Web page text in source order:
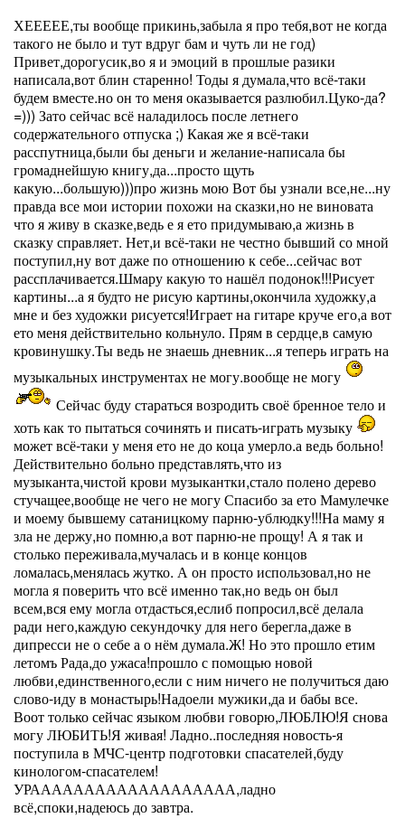
ХЕЕЕЕЕ,ты вообще прикинь,забыла я про тебя,вот не когда
такого не было и тут вдруг бам и чуть ли не год)
Привет,дорогусик,во я и эмоций в прошлые разики
написала,вот блин старенно! Тоды я думала,что всё-таки
будем вместе.но он то меня оказывается разлюбил.Цуко-да?
=))) Зато сейчас всё наладилось после летнего
содержательного отпуска ;) Какая же я всё-таки
расспутница,были бы деньги и желание-написала бы
громаднейшую книгу,да...просто щуть
какую...большую)))про жизнь мою Вот бы узнали все,не...ну
правда все мои истории похожи на сказки,но не виновата
что я живу в сказке,ведь е я ето придумываю,а жизнь в
сказку справляет. Нет,и всё-таки не честно бывший со мной
поступил,ну вот даже по отношению к себе...сейчас вот
рассплачивается.Шмару какую то нашёл подонок!!!Рисует
картины...а я будто не рисую картины,окончила художку,а
мне и без художки рисуется!Играет на гитаре круче его,а вот
ето меня действительно кольнуло. Прям в сердце,в самую
кровинушку.Ты ведь не знаешь дневник...я теперь играть на
музыкальных инструментах не могу.вообще не могу
Сейчас буду стараться возродить своё бренное тело и
хоть как то пытаться сочинять и писать-играть музыку
может всё-таки у меня ето не до коца умерло.а ведь больно!
Действительно больно представлять,что из
музыканта,чистой крови музыкантки,стало полено дерево
стучащее,вообще не чего не могу Спасибо за ето Мамулечке
и моему бывшему сатаницкому парню-ублюдку!!!На маму я
зла не держу,но помню,а вот парню-не прощу! А я так и
столько переживала,мучалась и в конце концов
ломалась,менялась жутко. А он просто использовал,но не
могла я поверить что всё именно так,но ведь он был
всем,вся ему могла отдасться,еслиб попросил,всё делала
ради него,каждую секундочку для него берегла,даже в
дипресси не о себе а о нём думала.Ж! Но это прошло етим
летомъ Рада,до ужаса!прошло с помощью новой
любви,единственного,если с ним ничего не получиться даю
слово-иду в монастырь!Надоели мужики,да и бабы все.
Воот только сейчас языком любви говорю,ЛЮБЛЮ!Я снова
могу ЛЮБИТЬ!Я живая! Ладно..последняя новость-я
поступила в МЧС-центр подготовки спасателей,буду
кинологом-спасателем!
УРААААААААААААААААААА,ладно
всё,споки,надеюсь до завтра.